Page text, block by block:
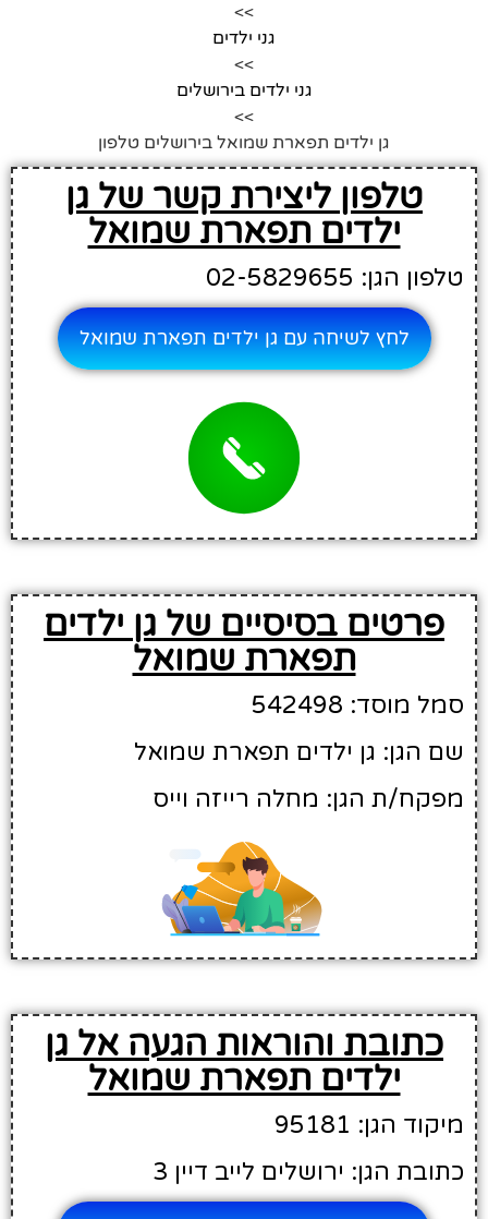
>>
גני ילדים
>>
גני ילדים בירושלים
>>
גן ילדים תפארת שמואל בירושלים טלפון
טלפון ליצירת קשר של גן
ילדים תפארת שמואל
טלפון הגן: 02-5829655
לחץ לשיחה עם גן ילדים תפארת שמואל
פרטים בסיסיים של גן ילדים
תפארת שמואל
סמל מוסד: 542498
שם הגן: גן ילדים תפארת שמואל
מפקח/ת הגן: מחלה רייזה וייס
כתובת והוראות הגעה אל גן
ילדים תפארת שמואל
מיקוד הגן: 95181
כתובת הגן: ירושלים לייב דיין 3